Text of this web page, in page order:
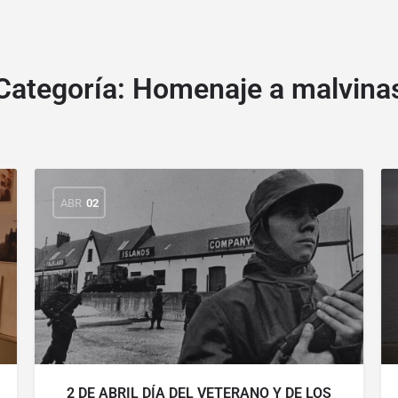
Homenaje a
ABR 02
2 DE ABRIL DÍA DEL VETERANO Y DE LOS